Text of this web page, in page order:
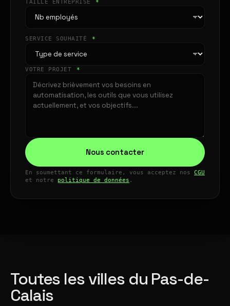
TAILLE ENTREPRISE *
SERVICE SOUHAITÉ *
VOTRE PROJET *
Nous contacter
En soumettant ce formulaire, vous acceptez nos CGU
et notre politique de données .
Toutes les villes du Pas-de-
Calais